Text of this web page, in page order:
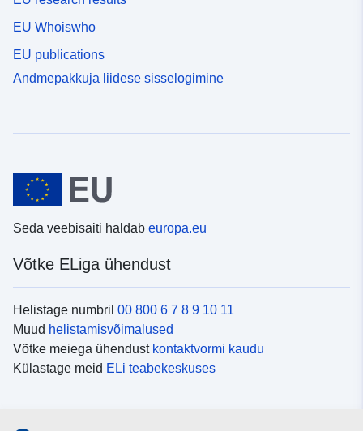
EU Whoiswho
EU publications
Andmepakkuja liidese sisselogimine
Seda veebisaiti haldab europa.eu
Võtke ELiga ühendust
Helistage numbril 00 800 6 7 8 9 10 11
Muud helistamisvõimalused
Võtke meiega ühendust kontaktvormi kaudu
Külastage meid ELi teabekeskuses